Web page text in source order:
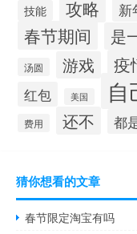
技能 攻略 新
春节期间 是
汤圆 游戏 疫
红包
美国 自
费用 还不 都
猜你想看的文章
春节限定淘宝有吗